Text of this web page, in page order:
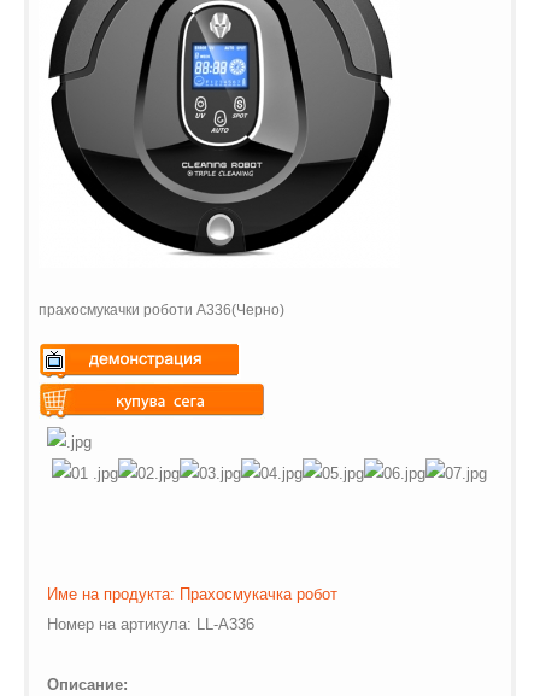
прахосмукачки роботи A336(Черно)
Warning
$vii_demo_video_text in
/web/m.liectroux-
global.com/includes/templates/theme100/templates/
Warning
$vii_buy_now_text in
Име на продукта: Прахосмукачка робот
Номер на артикула: LL-A336
Описание: